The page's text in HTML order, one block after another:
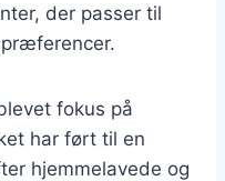
der passer til
fokus på
har ført til en
hjemmelavede og